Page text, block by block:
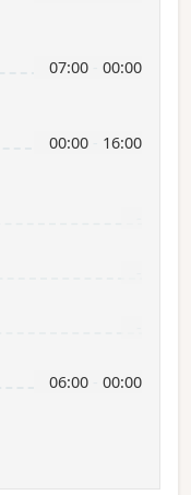
07:00 00:00
00:00 16:00
06:00 00:00